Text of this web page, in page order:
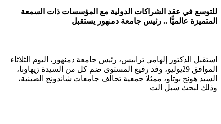
للتوسع في عقد الشراكات الدولية مع المؤسسات ذات السمعة
المتميزة عالميًّا .. رئيس جامعة دمنهور يستقبل
استقبل الدكتور إلهامي ترابيس، رئيس جامعة دمنهور، اليوم الثلاثاء
الموافق 29يوليو، وفد رفيع المستوى ضم كل من السيدة زيهاونا،
السيد هونج بوتاو، ممثلا جمعية تحالف جامعات شاندونج الصينية،
وذلك لبحث سبل الت